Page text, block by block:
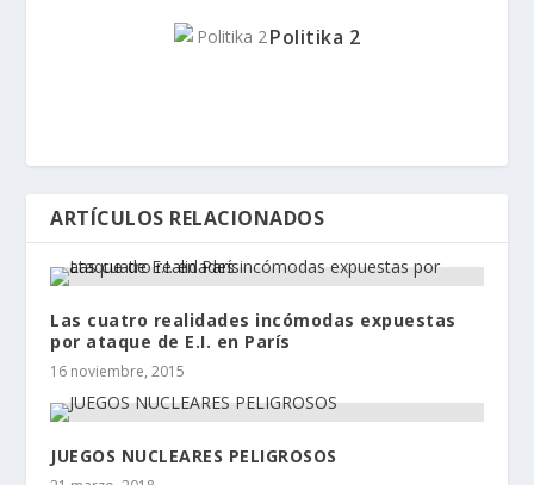
Politika 2
ARTÍCULOS RELACIONADOS
Las cuatro realidades incómodas expuestas
por ataque de E.I. en París
16 noviembre, 2015
JUEGOS NUCLEARES PELIGROSOS